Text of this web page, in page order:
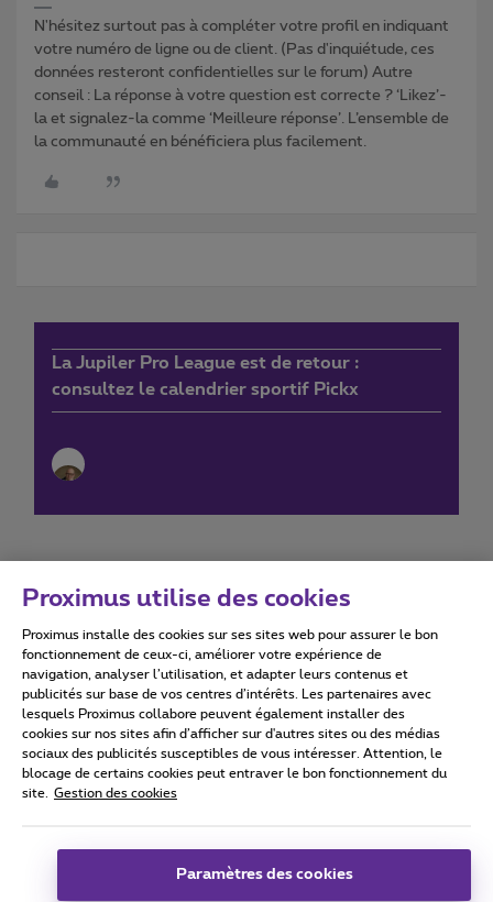
N'hésitez surtout pas à compléter votre profil en indiquant
votre numéro de ligne ou de client. (Pas d'inquiétude, ces
données resteront confidentielles sur le forum) Autre
conseil : La réponse à votre question est correcte ? ‘Likez’-
la et signalez-la comme ‘Meilleure réponse’. L’ensemble de
la communauté en bénéficiera plus facilement.
La Jupiler Pro League est de retour :
consultez le calendrier sportif Pickx
Conditions d'utilisation Accessibility statement
Tous droits réservés. © 2026 Proximus
Conditions générales, info consommateur
Coordonnées de l’entreprise
Proximus utilise des cookies
Proximus installe des cookies sur ses sites web pour assurer le bon
fonctionnement de ceux-ci, améliorer votre expérience de
navigation, analyser l’utilisation, et adapter leurs contenus et
publicités sur base de vos centres d’intérêts. Les partenaires avec
lesquels Proximus collabore peuvent également installer des
cookies sur nos sites afin d’afficher sur d'autres sites ou des médias
sociaux des publicités susceptibles de vous intéresser. Attention, le
blocage de certains cookies peut entraver le bon fonctionnement du
site.
Gestion des cookies
Paramètres des cookies